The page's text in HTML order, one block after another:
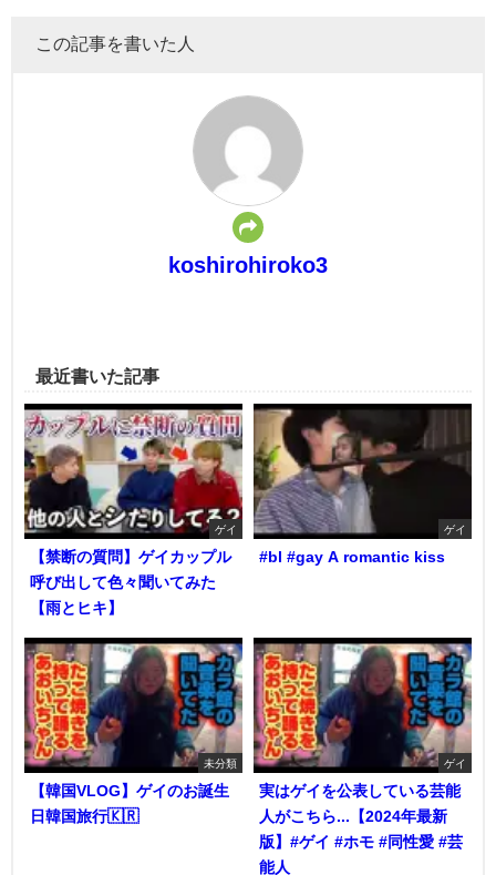
この記事を書いた人
koshirohiroko3
最近書いた記事
ゲイ
【禁断の質問】ゲイカップル
呼び出して色々聞いてみた
【雨とヒキ】
ゲイ
#bl #gay A romantic kiss
未分類
【韓国VLOG】ゲイのお誕生
日韓国旅行🇰🇷
ゲイ
実はゲイを公表している芸能
人がこちら...【2024年最新
版】#ゲイ #ホモ #同性愛 #芸
能人